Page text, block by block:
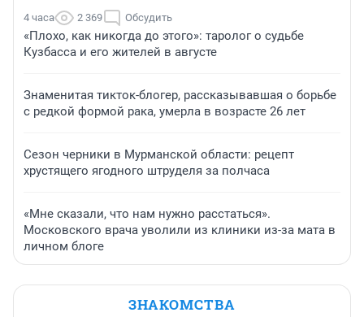
4 часа 2 369 Обсудить
«Плохо, как никогда до этого»: таролог о судьбе
Кузбасса и его жителей в августе
Знаменитая тикток-блогер, рассказывавшая о борьбе
с редкой формой рака, умерла в возрасте 26 лет
Сезон черники в Мурманской области: рецепт
хрустящего ягодного штруделя за полчаса
«Мне сказали, что нам нужно расстаться».
Московского врача уволили из клиники из-за мата в
личном блоге
ЗНАКОМСТВА